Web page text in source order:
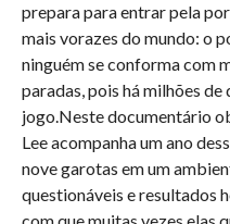
prepara para entrar pela
mais vorazes do mundo: o
ninguém se conforma com
paradas, pois há milhões
jogo.Neste documentário
Lee acompanha um ano
nove garotas em um
questionáveis e resultados